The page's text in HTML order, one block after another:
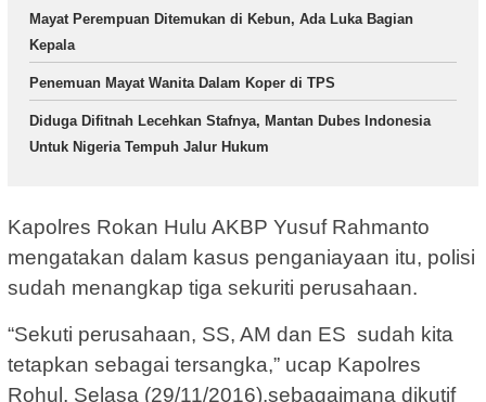
Mayat Perempuan Ditemukan di Kebun, Ada Luka Bagian
Kepala
Penemuan Mayat Wanita Dalam Koper di TPS
Diduga Difitnah Lecehkan Stafnya, Mantan Dubes Indonesia
Untuk Nigeria Tempuh Jalur Hukum
Kapolres Rokan Hulu AKBP Yusuf Rahmanto
mengatakan dalam kasus penganiayaan itu, polisi
sudah menangkap tiga sekuriti perusahaan.
“Sekuti perusahaan, SS, AM dan ES sudah kita
tetapkan sebagai tersangka,” ucap Kapolres
Rohul, Selasa (29/11/2016).sebagaimana dikutif